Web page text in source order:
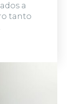
a
tanto